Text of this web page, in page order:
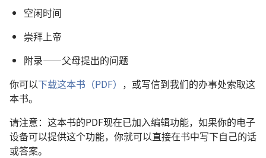
空闲时间
崇拜上帝
附录——父母提出的问题
你可以下载这本书（PDF） ，或写信到我们的办事处索取这
本书。
请注意：这本书的PDF现在已加入编辑功能，如果你的电子
设备可以提供这个功能，你就可以直接在书中写下自己的话
或答案。